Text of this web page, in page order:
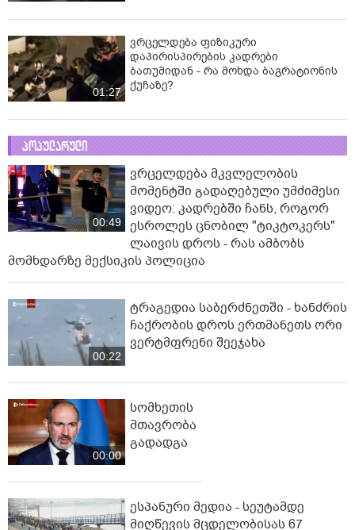
01:27
ვრცელდება ფიზიკური
დაპირისპირების კადრები
ბათუმიდან - რა მოხდა ბაგრატიონის
ქუჩაზე?
პოპულარული
00:49
ვრცელდება მკვლელობის
მომენტში გადაღებული უმძიმესი
ვიდეო: კადრებში ჩანს, როგორ
ესროლეს ცნობილ "ტიკტოკერს"
ლაივის დროს - რას ამბობს
მომხდარზე მექსიკის პოლიცია
00:22
ტრაგედია საბერძნეთში - ხანძრის
ჩაქრობის დროს ერთმანეთს ორი
ვერტმფრენი შეეჯახა
00:00
სომხეთის
მთავრობა
გადადგა
ესპანური მედია - სეუტამდე
მიღწევის მცდელობისას 67